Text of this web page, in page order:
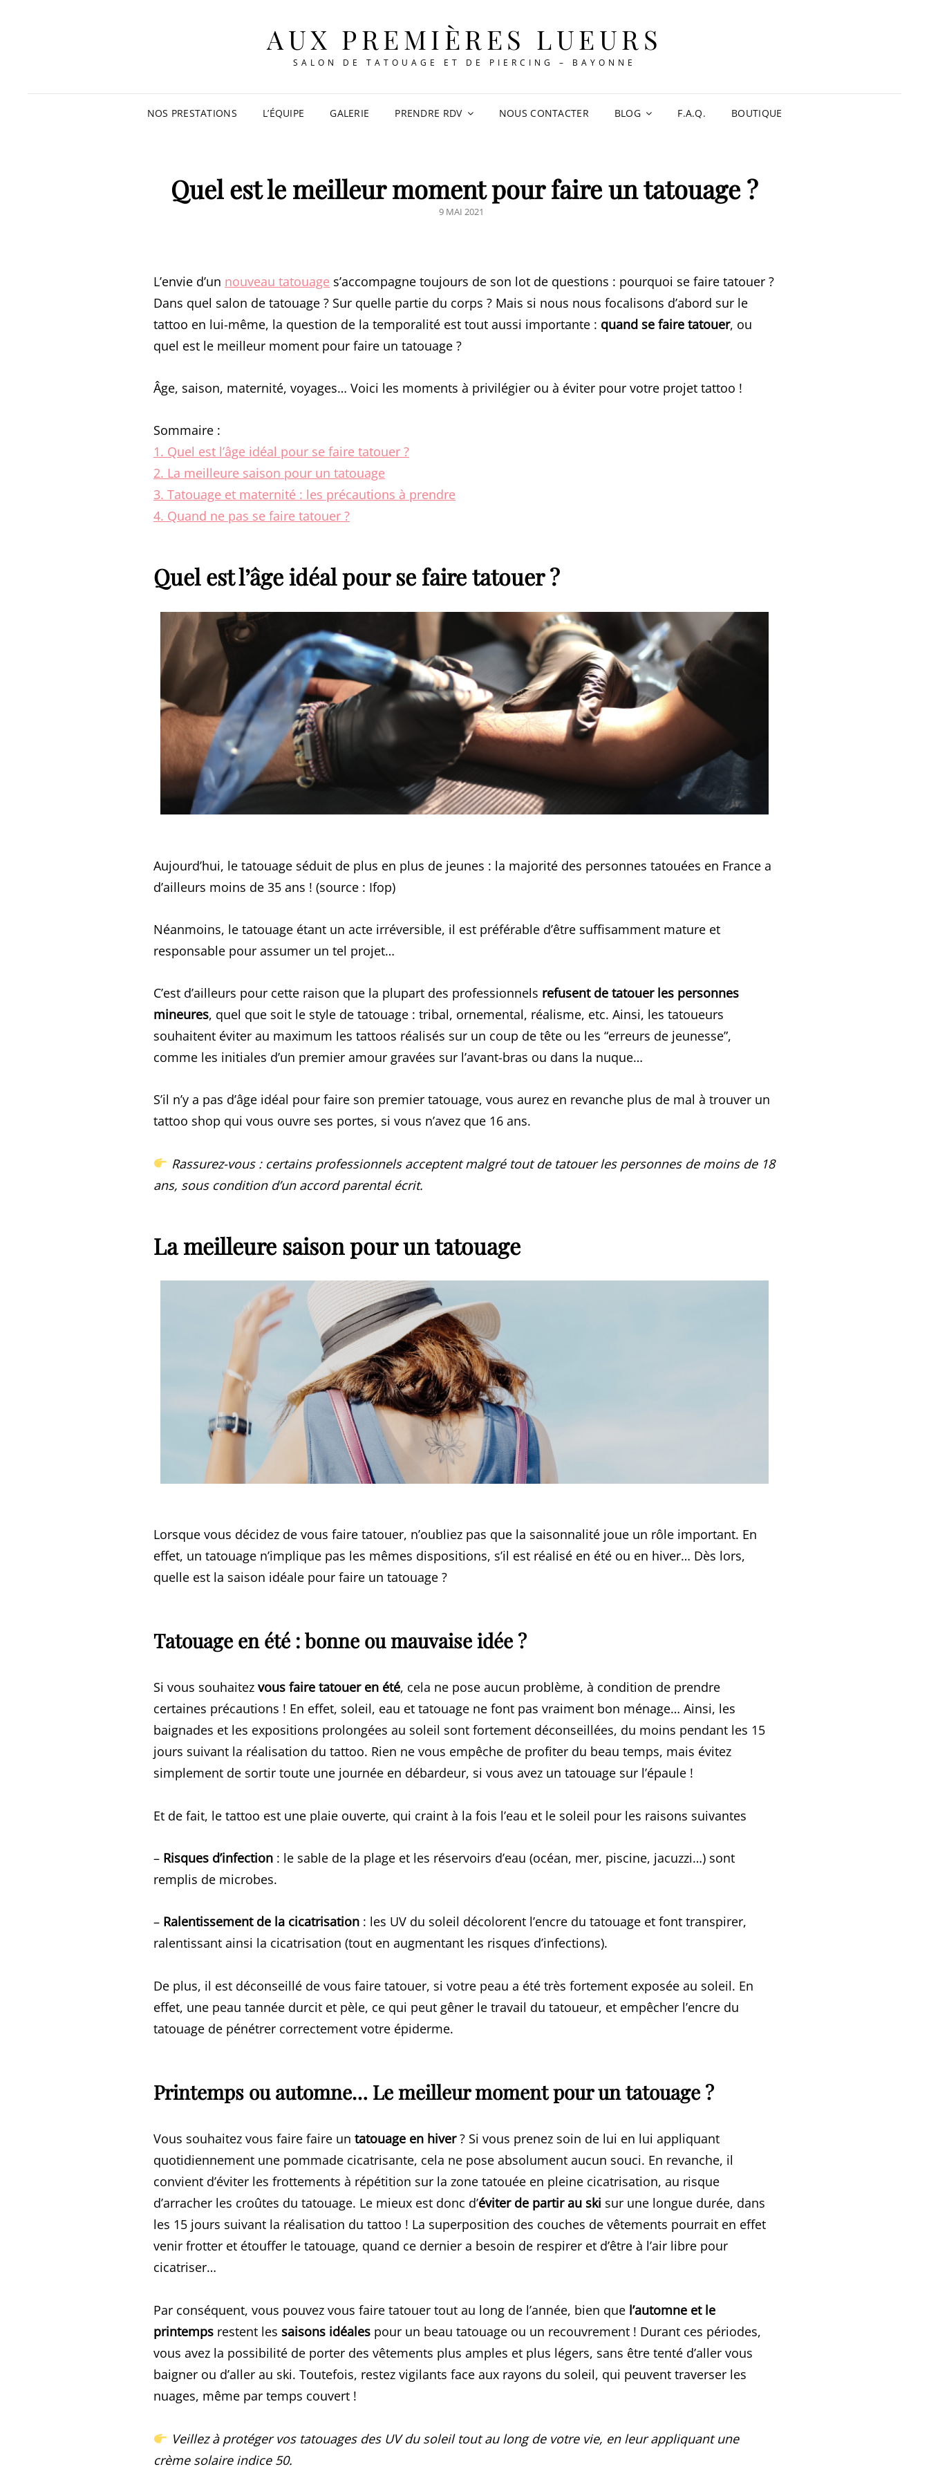
AUX PREMIÈRES LUEURS
SALON DE TATOUAGE ET DE PIERCING – BAYONNE
NOS PRESTATIONS L’ÉQUIPE GALERIE PRENDRE RDV NOUS CONTACTER BLOG F.A.Q. BOUTIQUE
Quel est le meilleur moment pour faire un tatouage ?
POSTED
9 MAI 2021
L’envie d’un nouveau tatouage s’accompagne toujours de son lot de questions : pourquoi se faire tatouer ?
Dans quel salon de tatouage ? Sur quelle partie du corps ? Mais si nous nous focalisons d’abord sur le
tattoo en lui-même, la question de la temporalité est tout aussi importante : quand se faire tatouer, ou
quel est le meilleur moment pour faire un tatouage ?
Âge, saison, maternité, voyages… Voici les moments à privilégier ou à éviter pour votre projet tattoo !
Sommaire :
1. Quel est l’âge idéal pour se faire tatouer ?
2. La meilleure saison pour un tatouage
3. Tatouage et maternité : les précautions à prendre
4. Quand ne pas se faire tatouer ?
Quel est l’âge idéal pour se faire tatouer ?
Aujourd’hui, le tatouage séduit de plus en plus de jeunes : la majorité des personnes tatouées en France a
d’ailleurs moins de 35 ans ! (source : Ifop)
Néanmoins, le tatouage étant un acte irréversible, il est préférable d’être suffisamment mature et
responsable pour assumer un tel projet…
C’est d’ailleurs pour cette raison que la plupart des professionnels refusent de tatouer les personnes
mineures, quel que soit le style de tatouage : tribal, ornemental, réalisme, etc. Ainsi, les tatoueurs
souhaitent éviter au maximum les tattoos réalisés sur un coup de tête ou les “erreurs de jeunesse”,
comme les initiales d’un premier amour gravées sur l’avant-bras ou dans la nuque…
S’il n’y a pas d’âge idéal pour faire son premier tatouage, vous aurez en revanche plus de mal à trouver un
tattoo shop qui vous ouvre ses portes, si vous n’avez que 16 ans.
Rassurez-vous : certains professionnels acceptent malgré tout de tatouer les personnes de moins de 18
ans, sous condition d’un accord parental écrit.
La meilleure saison pour un tatouage
Lorsque vous décidez de vous faire tatouer, n’oubliez pas que la saisonnalité joue un rôle important. En
effet, un tatouage n’implique pas les mêmes dispositions, s’il est réalisé en été ou en hiver… Dès lors,
quelle est la saison idéale pour faire un tatouage ?
Tatouage en été : bonne ou mauvaise idée ?
Si vous souhaitez vous faire tatouer en été, cela ne pose aucun problème, à condition de prendre
certaines précautions ! En effet, soleil, eau et tatouage ne font pas vraiment bon ménage… Ainsi, les
baignades et les expositions prolongées au soleil sont fortement déconseillées, du moins pendant les 15
jours suivant la réalisation du tattoo. Rien ne vous empêche de profiter du beau temps, mais évitez
simplement de sortir toute une journée en débardeur, si vous avez un tatouage sur l’épaule !
Et de fait, le tattoo est une plaie ouverte, qui craint à la fois l’eau et le soleil pour les raisons suivantes
– Risques d’infection : le sable de la plage et les réservoirs d’eau (océan, mer, piscine, jacuzzi…) sont
remplis de microbes.
– Ralentissement de la cicatrisation : les UV du soleil décolorent l’encre du tatouage et font transpirer,
ralentissant ainsi la cicatrisation (tout en augmentant les risques d’infections).
De plus, il est déconseillé de vous faire tatouer, si votre peau a été très fortement exposée au soleil. En
effet, une peau tannée durcit et pèle, ce qui peut gêner le travail du tatoueur, et empêcher l’encre du
tatouage de pénétrer correctement votre épiderme.
Printemps ou automne… Le meilleur moment pour un tatouage ?
Vous souhaitez vous faire faire un tatouage en hiver? Si vous prenez soin de lui en lui appliquant
quotidiennement une pommade cicatrisante, cela ne pose absolument aucun souci. En revanche, il
convient d’éviter les frottements à répétition sur la zone tatouée en pleine cicatrisation, au risque
d’arracher les croûtes du tatouage. Le mieux est donc d’éviter de partir au ski sur une longue durée, dans
les 15 jours suivant la réalisation du tattoo ! La superposition des couches de vêtements pourrait en effet
venir frotter et étouffer le tatouage, quand ce dernier a besoin de respirer et d’être à l’air libre pour
cicatriser…
Par conséquent, vous pouvez vous faire tatouer tout au long de l’année, bien que l’automne et le
printemps restent les saisons idéales pour un beau tatouage ou un recouvrement ! Durant ces périodes,
vous avez la possibilité de porter des vêtements plus amples et plus légers, sans être tenté d’aller vous
baigner ou d’aller au ski. Toutefois, restez vigilants face aux rayons du soleil, qui peuvent traverser les
nuages, même par temps couvert !
Veillez à protéger vos tatouages des UV du soleil tout au long de votre vie, en leur appliquant une
crème solaire indice 50.